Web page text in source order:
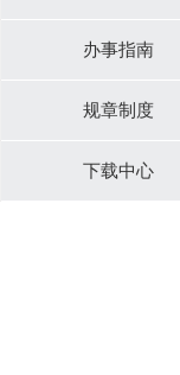
办事指南
规章制度
下载中心